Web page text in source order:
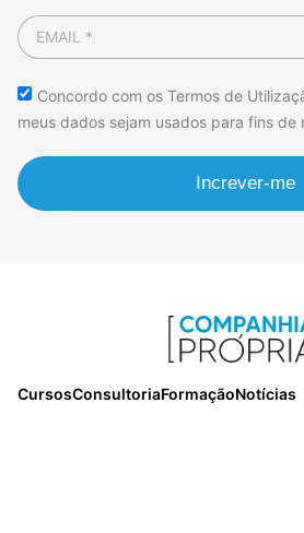
Concordo com os Termos de
meus dados sejam usados para fins de
Increver-me
CursosConsultoriaFormaçãoNotícias